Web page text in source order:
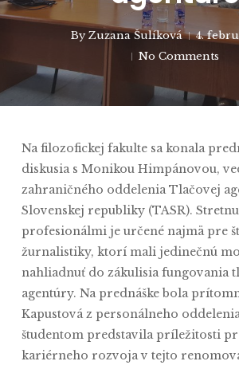
By Zuzana Šulíková
4.
No Comments
Na filozofickej fakulte sa konala
diskusia s Monikou Himpánovou,
zahraničného oddelenia Tlačovej
Slovenskej republiky (TASR).
profesionálmi je určené najmä pre
žurnalistiky, ktorí mali jedinečnú
nahliadnuť do zákulisia fungovania
agentúry. Na prednáške bola
Kapustová z personálneho
študentom predstavila príležitosti
kariérneho rozvoja v tejto